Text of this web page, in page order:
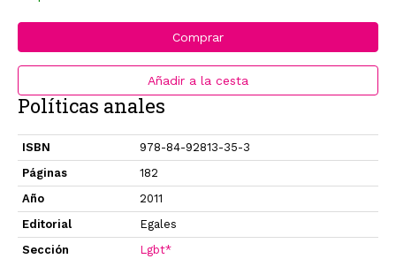
Comprar
Añadir a la cesta
Políticas anales
ISBN
978-84-92813-35-3
Páginas
182
Año
2011
Editorial
Egales
Sección
Lgbt*